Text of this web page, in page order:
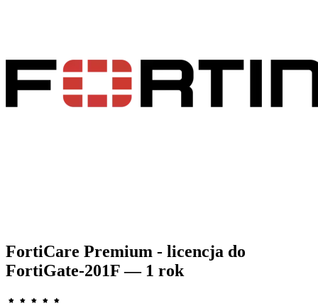
FortiCare Premium - licencja do
FortiGate-201F — 1 rok